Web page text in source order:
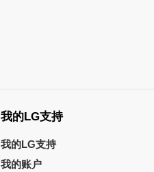
我的LG支持
我的LG支持
我的账户